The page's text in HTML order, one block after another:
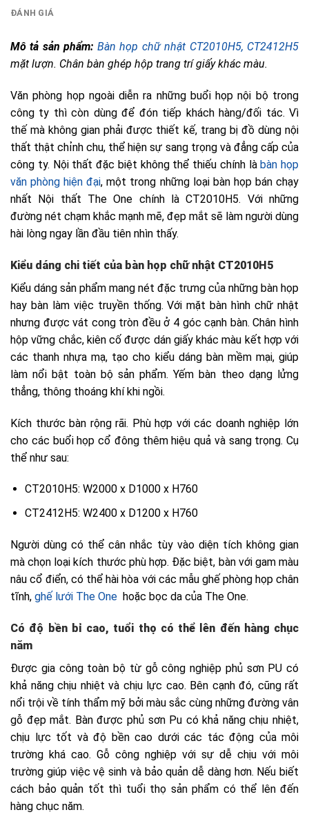
ĐÁNH GIÁ
Mô tả sản phẩm: Bàn họp chữ nhật CT2010H5, CT2412H5